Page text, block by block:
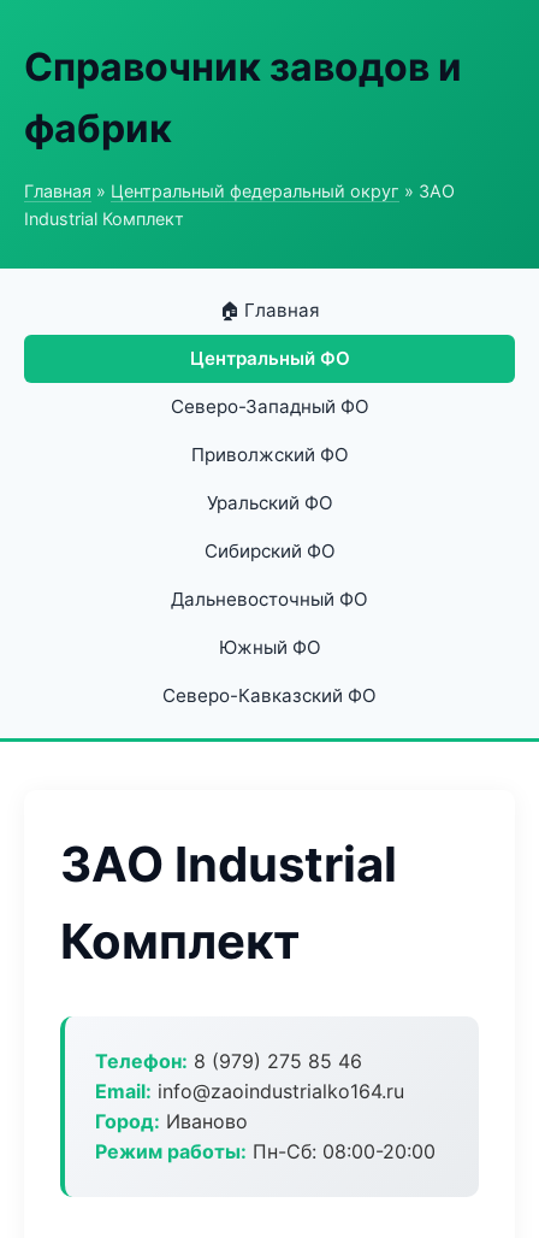
Справочник заводов и
фабрик
Главная » Центральный федеральный округ » ЗАО
Industrial Комплект
🏠 Главная
Центральный ФО
Северо-Западный ФО
Приволжский ФО
Уральский ФО
Сибирский ФО
Дальневосточный ФО
Южный ФО
Северо-Кавказский ФО
ЗАО Industrial
Комплект
Телефон: 8 (979) 275 85 46
Email: info@zaoindustrialko164.ru
Город: Иваново
Режим работы: Пн-Сб: 08:00-20:00